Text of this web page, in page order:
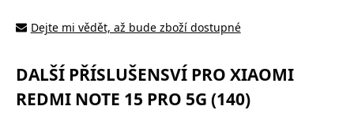
Dejte mi vědět, až bude zboží dostupné
DALŠÍ PŘÍSLUŠENSVÍ PRO XIAOMI
REDMI NOTE 15 PRO 5G (140)